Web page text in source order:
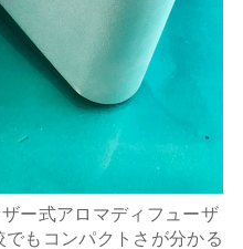
ー式アロマディフューザ
もコンパクトさが分かる